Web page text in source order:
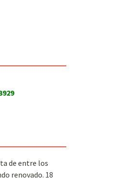
de entre los
renovado. 18